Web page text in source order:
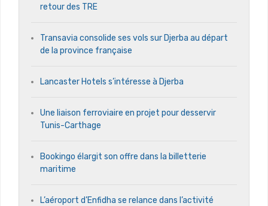
retour des TRE
Transavia consolide ses vols sur Djerba au départ
de la province française
Lancaster Hotels s’intéresse à Djerba
Une liaison ferroviaire en projet pour desservir
Tunis-Carthage
Bookingo élargit son offre dans la billetterie
maritime
L’aéroport d’Enfidha se relance dans l’activité